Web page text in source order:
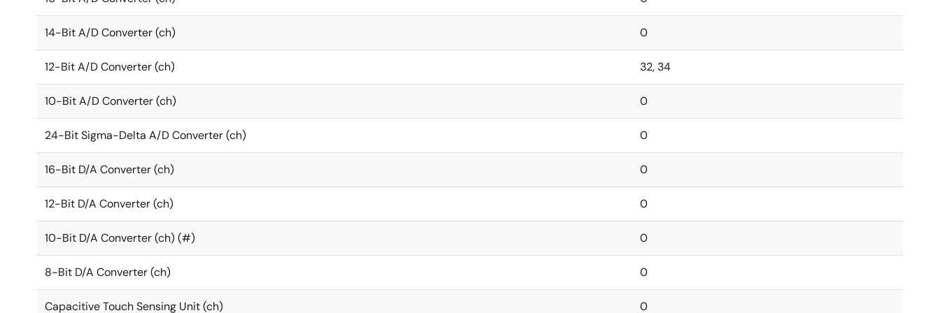
14-Bit A/D Converter (ch) 0
12-Bit A/D Converter (ch) 32, 34
10-Bit A/D Converter (ch) 0
24-Bit Sigma-Delta A/D Converter (ch) 0
16-Bit D/A Converter (ch) 0
12-Bit D/A Converter (ch) 0
10-Bit D/A Converter (ch) (#) 0
8-Bit D/A Converter (ch) 0
Capacitive Touch Sensing Unit (ch) 0